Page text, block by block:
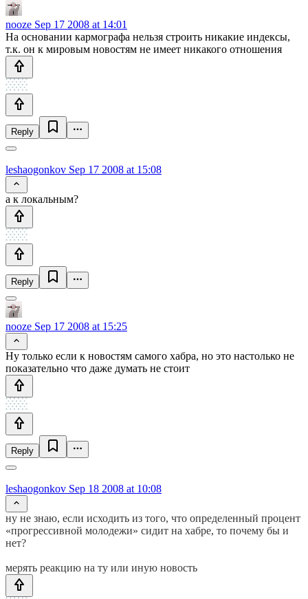
nooze Sep 17 2008 at 14:01
На основании кармографа нельзя строить никакие индексы,
т.к. он к мировым новостям не имеет никакого отношения
Reply
leshaogonkov Sep 17 2008 at 15:08
а к локальным?
Reply
nooze Sep 17 2008 at 15:25
Ну только если к новостям самого хабра, но это настолько не
показательно что даже думать не стоит
Reply
leshaogonkov Sep 18 2008 at 10:08
ну не знаю, если исходить из того, что определенный процент
«прогрессивной молодежи» сидит на хабре, то почему бы и
нет?
мерять реакцию на ту или иную новость